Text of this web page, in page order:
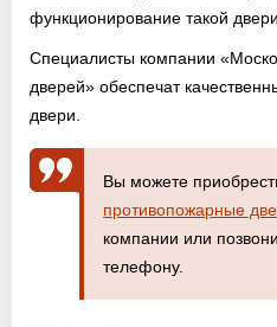
функционирование такой двери.
Специалисты компании
дверей» обеспечат
двери.
Вы можете
противопожарные
компании или
телефону.